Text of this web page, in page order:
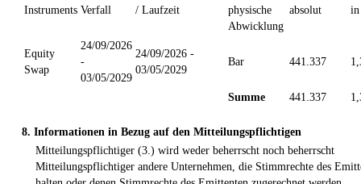
Instruments Verfall / Laufzeit
physische
Abwicklung
absolut
Equity
Swap
24/09/2026
-
03/05/2029
24/09/2026 -
03/05/2029
Bar 441.337
Summe 441.337
8. Informationen in Bezug auf den Mitteilungspflichtigen
Mitteilungspflichtiger (3.) wird weder beherrscht noch beherrscht
Mitteilungspflichtiger andere Unternehmen, die Stimmrechte des